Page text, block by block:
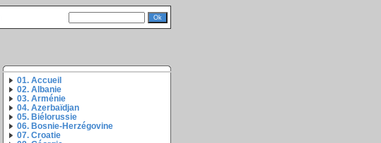
01. Accueil
02. Albanie
03. Arménie
04. Azerbaïdjan
05. Biélorussie
06. Bosnie-Herzégovine
07. Croatie